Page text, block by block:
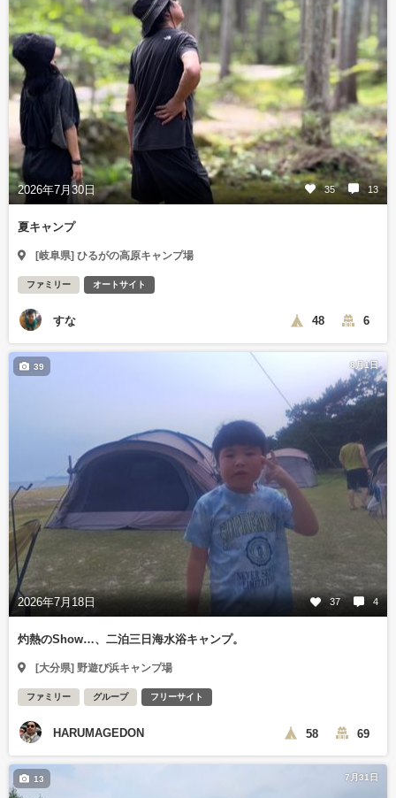
2026年7月30日 35 13
夏キャンプ
[岐阜県] ひるがの高原キャンプ場
ファミリー オートサイト
すな 48 6
8月1日
2026年7月18日 37 4
39
灼熱のShow…、二泊三日海水浴キャンプ。
[大分県] 野遊び浜キャンプ場
ファミリー グループ フリーサイト
HARUMAGEDON 58 69
7月31日
13